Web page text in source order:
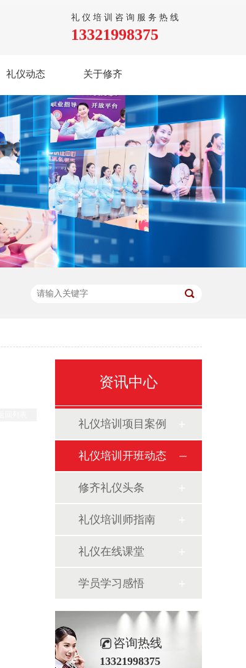
礼仪培训咨询服务热线
13321998375
礼仪动态 关于修齐
资讯中心
礼仪培训项目案例
礼仪培训开班动态
修齐礼仪头条
礼仪培训师指南
礼仪在线课堂
学员学习感悟
咨询热线
13321998375